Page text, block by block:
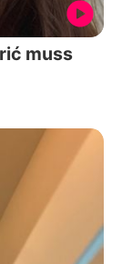
muss